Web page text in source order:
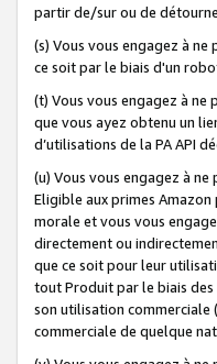
partir de/sur ou de
(s) Vous vous engagez à
ce soit par le biais d'un
(t) Vous vous engagez à
que vous ayez obtenu un
d’utilisations de la PA API
(u) Vous vous engagez à
Eligible aux primes
morale et vous vous
directement ou
que ce soit pour leur
tout Produit par le biais des
son utilisation commerciale
commerciale de quelque